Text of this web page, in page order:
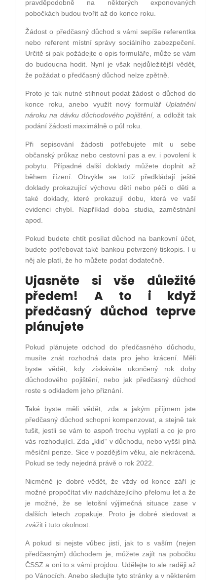
pravděpodobně na některých exponovaných
pobočkách budou tvořit až do konce roku.
Žádost o předčasný důchod s vámi sepíše referentka
nebo referent místní správy sociálního zabezpečení.
Určitě si pak požádejte o opis formuláře, může se vám
do budoucna hodit. Nyní je však nejdůležitější vědět,
že požádat o předčasný důchod nelze zpětně.
Proto je tak nutné stihnout podat žádost o důchod do
konce roku, anebo využít nový formulář Uplatnění
nároku na dávku důchodového pojištění, a odložit tak
podání žádosti maximálně o půl roku.
Při sepisování žádosti potřebujete mít u sebe
občanský průkaz nebo cestovní pas a ev. i povolení k
pobytu. Případné další doklady můžete doplnit až
během řízení. Obvykle se totiž předkládají ještě
doklady prokazující výchovu dětí nebo péči o děti a
také doklady, které prokazují dobu, která ve vaší
evidenci chybí. Například doba studia, zaměstnání
apod.
Pokud budete chtít posílat důchod na bankovní účet,
budete potřebovat také bankou potvrzený tiskopis. I u
něj ale platí, že ho můžete podat dodatečně.
Ujasněte si vše důležité
předem! A to i když
předčasný důchod teprve
plánujete
Pokud plánujete odchod do předčasného důchodu,
musíte znát rozhodná data pro jeho krácení. Měli
byste vědět, kdy získáváte ukončený rok doby
důchodového pojištění, nebo jak předčasný důchod
roste s odkladem jeho přiznání.
Také byste měli vědět, zda a jakým příjmem jste
předčasný důchod schopni kompenzovat, a stejně tak
tušit, jestli se vám to aspoň trochu vyplatí a co je pro
vás rozhodující. Zda „klid“ v důchodu, nebo vyšší plná
měsíční penze. Sice v pozdějším věku, ale nekrácená.
Pokud se tedy nejedná právě o rok 2022.
Nicméně je dobré vědět, že vždy od konce září je
možné propočítat vliv nadcházejícího přelomu let a že
je možné, že se letošní výjimečná situace zase v
dalších letech zopakuje. Proto je dobré sledovat a
zvážit i tuto okolnost.
A pokud si nejste vůbec jistí, jak to s vaším (nejen
předčasným) důchodem je, můžete zajít na pobočku
ČSSZ a oni to s vámi projdou. Udělejte to ale raději až
po Vánocích. Anebo sledujte tyto stránky a v některém